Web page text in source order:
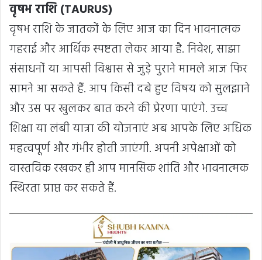
वृषभ राशि (TAURUS)
वृषभ राशि के जातकों के लिए आज का दिन भावनात्मक
गहराई और आर्थिक स्पष्टता लेकर आया है. निवेश, साझा
संसाधनों या आपसी विश्वास से जुड़े पुराने मामले आज फिर
सामने आ सकते हैं. आप किसी दबे हुए विषय को सुलझाने
और उस पर खुलकर बात करने की प्रेरणा पाएंगे. उच्च
शिक्षा या लंबी यात्रा की योजनाएं अब आपके लिए अधिक
महत्वपूर्ण और गंभीर होती जाएंगी. अपनी अपेक्षाओं को
वास्तविक रखकर ही आप मानसिक शांति और भावनात्मक
स्थिरता प्राप्त कर सकते हैं.